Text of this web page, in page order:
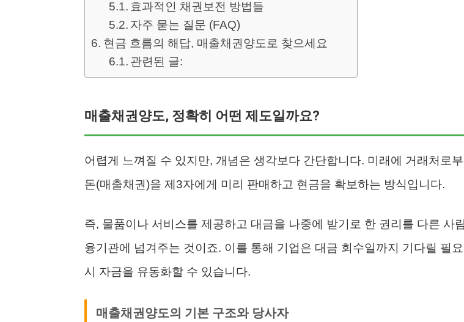
효과적인 채권보전 방법들
자주 묻는 질문 (FAQ)
현금 흐름의 해답, 매출채권양도로 찾으세요
관련된 글:
매출채권양도, 정확히 어떤 제도일까요?
어렵게 느껴질 수 있지만, 개념은 생각보다 간단합니다. 미래에 거래처로
돈(매출채권)을 제3자에게 미리 판매하고 현금을 확보하는 방식입니다.
즉, 물품이나 서비스를 제공하고 대금을 나중에 받기로 한 권리를 다른 사
융기관에 넘겨주는 것이죠. 이를 통해 기업은 대금 회수일까지 기다릴 필
시 자금을 유동화할 수 있습니다.
매출채권양도의 기본 구조와 당사자